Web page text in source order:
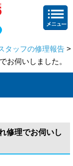
タッフの修理報告 >
お伺いしました。
修理でお伺いし